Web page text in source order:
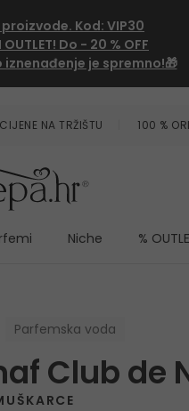
proizvode. Kod: VIP30
Do - 20 % OFF
iznenađenje je spremno!🎁
NA TRŽIŠTU 100 %
Niche %
Parfemska voda
Club de